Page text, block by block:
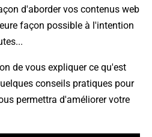
d'aborder vos contenus web
façon possible à l'intention
de vous expliquer ce qu'est
conseils pratiques pour
permettra d'améliorer votre